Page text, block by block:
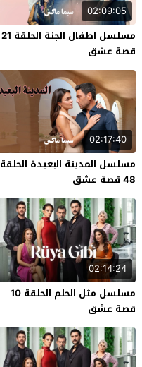
02:09:05
مسلسل اطفال الجنة الحلقة 21
قصة عشق
02:17:40
مسلسل المدينة البعيدة الحلقة
48 قصة عشق
02:14:24
مسلسل مثل الحلم الحلقة 10
قصة عشق